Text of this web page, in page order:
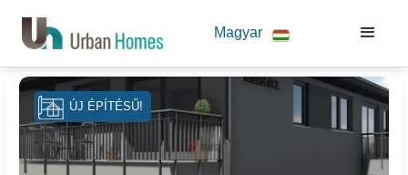
Magyar
ÚJ ÉPÍTÉSŰ!